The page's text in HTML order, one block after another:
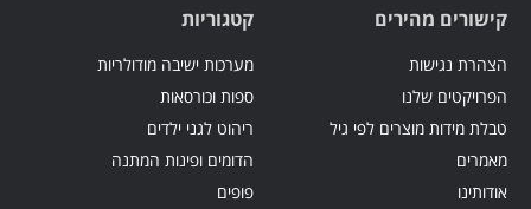
קישורים מהירים
הצהרת נגישות
הפרויקטים שלנו
טבלת מידות מוצרים לפי גיל
מאמרים
אודותינו
קטגוריות
מערכות ישיבה מודולריות
ספות וכורסאות
ריהוט לגני ילדים
הדומים ופינות המתנה
פופים